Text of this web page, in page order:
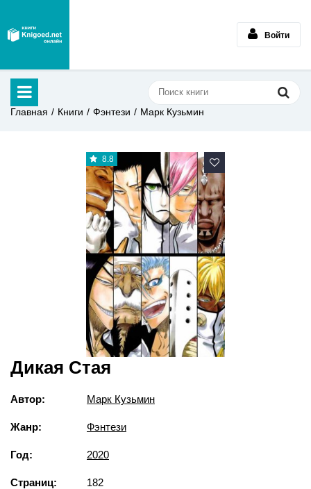
Войти
Главная Книги Фэнтези Марк Кузьмин
8.8
Дикая Стая
Автор: Марк Кузьмин
Жанр: Фэнтези
Год: 2020
Страниц: 182